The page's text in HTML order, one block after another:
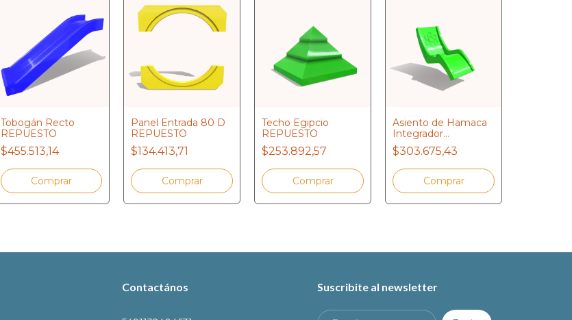
Tobogán Recto
REPUESTO
$455.513,14
Panel Entrada 80 D
REPUESTO
$134.413,71
Techo Egipcio
REPUESTO
$253.892,57
Asiento de Hamaca
Integrador
REPUESTO
$303.675,43
Contactános Suscribite al newsletter